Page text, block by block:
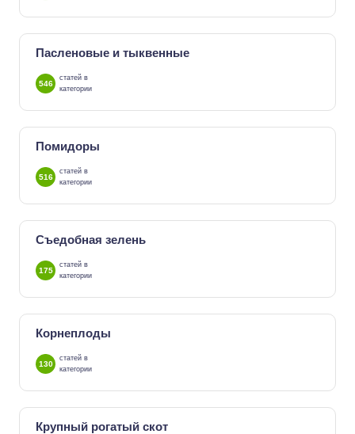
Пасленовые и тыквенные
546
статей в
категории
Помидоры
516
статей в
категории
Съедобная зелень
175
статей в
категории
Корнеплоды
130
статей в
категории
Крупный рогатый скот